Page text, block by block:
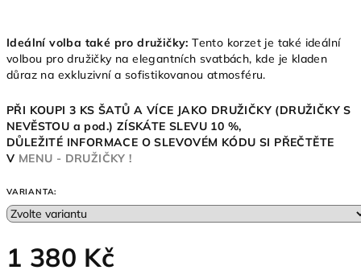
Ideální volba také pro družičky: Tento korzet je také ideální
volbou pro družičky na elegantních svatbách, kde je kladen
důraz na exkluzivní a sofistikovanou atmosféru.
PŘI KOUPI 3 KS ŠATŮ A VÍCE JAKO DRUŽIČKY (DRUŽIČKY S
NEVĚSTOU a pod.) ZÍSKÁTE SLEVU 10 %,
DŮLEŽITÉ INFORMACE O SLEVOVÉM KÓDU SI PŘEČTĚTE
V MENU - DRUŽIČKY !
VARIANTA:
1 380 Kč